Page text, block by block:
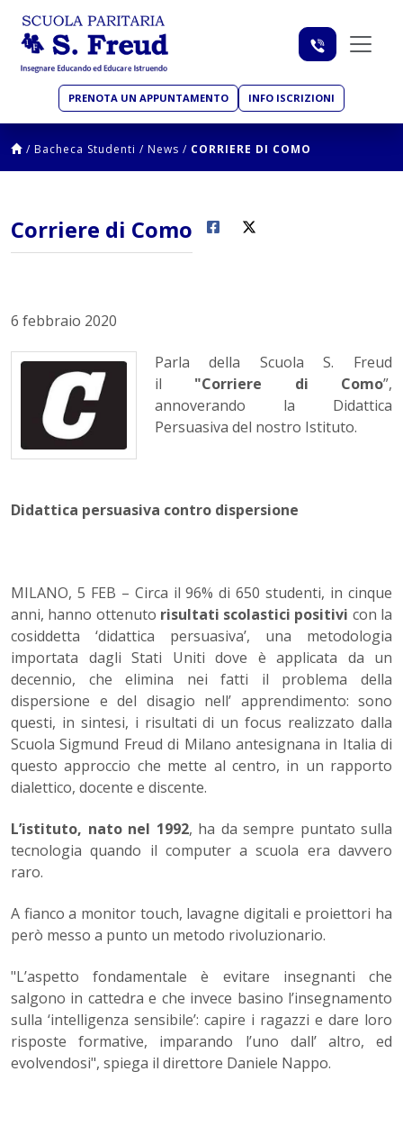
PRENOTA UN APPUNTAMENTO INFO ISCRIZIONI
/ Bacheca Studenti / News / CORRIERE DI COMO
Corriere di Como
6 febbraio 2020
Parla della Scuola S. Freud
il "Corriere di Como”,
annoverando la Didattica
Persuasiva del nostro Istituto.
Didattica persuasiva contro dispersione
MILANO, 5 FEB – Circa il 96% di 650 studenti, in cinque
anni, hanno ottenuto risultati scolastici positivi con la
cosiddetta ‘didattica persuasiva’, una metodologia
importata dagli Stati Uniti dove è applicata da un
decennio, che elimina nei fatti il problema della
dispersione e del disagio nell’ apprendimento: sono
questi, in sintesi, i risultati di un focus realizzato dalla
Scuola Sigmund Freud di Milano antesignana in Italia di
questo approccio che mette al centro, in un rapporto
dialettico, docente e discente.
L’istituto, nato nel 1992, ha da sempre puntato sulla
tecnologia quando il computer a scuola era davvero
raro.
A fianco a monitor touch, lavagne digitali e proiettori ha
però messo a punto un metodo rivoluzionario.
"L’aspetto fondamentale è evitare insegnanti che
salgono in cattedra e che invece basino l’insegnamento
sulla ‘intelligenza sensibile’: capire i ragazzi e dare loro
risposte formative, imparando l’uno dall’ altro, ed
evolvendosi", spiega il direttore Daniele Nappo.